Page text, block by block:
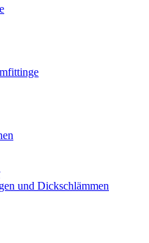
und Dickschlämmen